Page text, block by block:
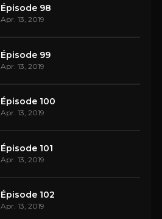
Épisode 98
Apr. 13, 2019
Épisode 99
Apr. 13, 2019
Épisode 100
Apr. 13, 2019
Épisode 101
Apr. 13, 2019
Épisode 102
Apr. 13, 2019